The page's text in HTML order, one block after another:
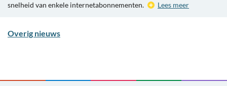
snelheid van enkele internetabonnementen.
Lees meer
Overig nieuws